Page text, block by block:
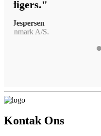
Kontak Ons